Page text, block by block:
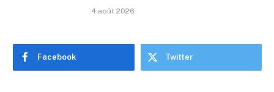
4 août 2026
Facebook Twitter